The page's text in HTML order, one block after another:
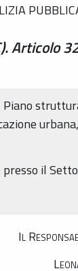
Articolo
Piano
il
Il